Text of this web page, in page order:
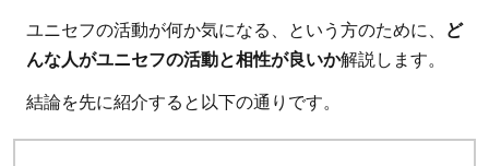
ユニセフの活動が何か気になる、という方のために、
ど
んな人がユニセフの活動と相性が良いか解説します。
結論を先に紹介すると以下の通りです。